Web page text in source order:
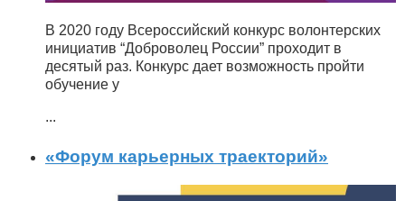
В 2020 году Всероссийский конкурс волонтерских
инициатив “Доброволец России” проходит в
десятый раз. Конкурс дает возможность пройти
обучение у
...
«Форум карьерных траекторий»